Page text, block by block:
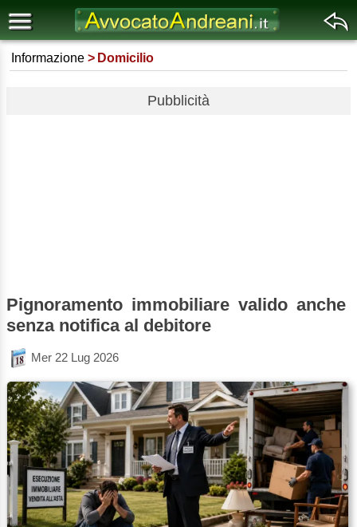
Informazione Domicilio
Pubblicità
Pignoramento immobiliare valido anche
senza notifica al debitore
Mer 22 Lug 2026